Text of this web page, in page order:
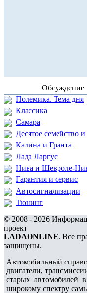
Обсуждение
Полемика. Тема дня
Классика
Самара
Десятое семейство
Калина и Гранта
Лада Ларгус
Нива и Шевроле-
Гарантия и сервис
Автосигнализации
Тюнинг
© 2008 - 2026
проект
LADAONLINE. Все
защищены.
Автомобильный
двигатели,
старых автомобилей
широкому спектру